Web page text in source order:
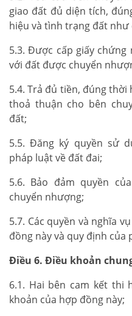
giao đất đủ diện tích,
hiệu và tình trạng đất
5.3. Được cấp giấy
với đất được chuyển
5.4. Trả đủ tiền, đúng
thoả thuận cho bên
đất;
5.5. Đăng ký quyền sử
pháp luật về đất đai;
5.6. Bảo đảm quyền
chuyển nhượng;
5.7. Các quyền và nghĩa
đồng này và quy định của
Điều 6. Điều khoản
6.1. Hai bên cam kết thi
khoản của hợp đồng này;